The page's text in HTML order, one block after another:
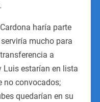
haría parte
mucho para
a
Luis estarían en lista
no convocados;
quedarían en su